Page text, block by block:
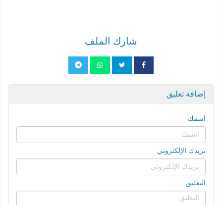
شارك الملف
إضافة تعليق
اسمك
بريدك الإلكتروني
التعليق